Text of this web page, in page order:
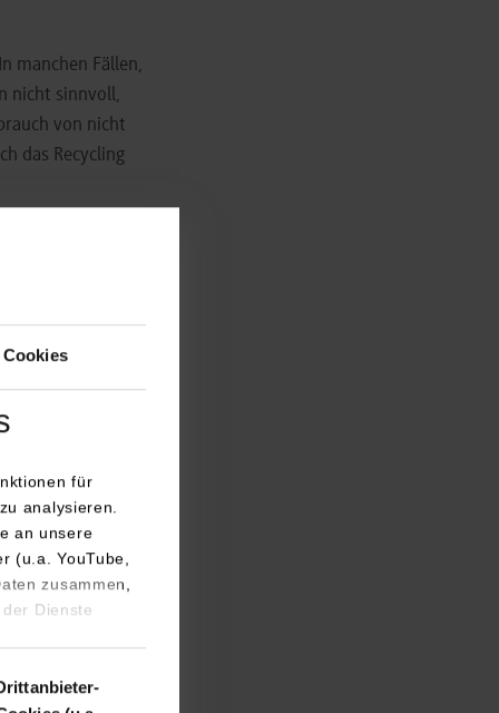
Cookies
für
analysieren.
an unsere
(u.a. YouTube,
zusammen,
Dienste
manchen Fällen,
nicht sinnvoll,
von nicht
das Recycling
beantwortete er
Remondis
für ein
auch nach
die spätere